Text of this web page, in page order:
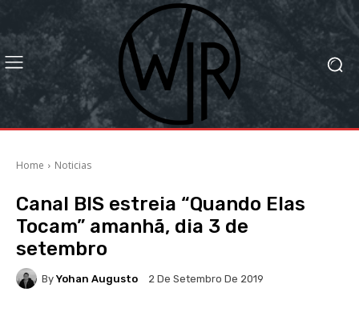
Home Noticias
Canal BIS estreia “Quando Elas
Tocam” amanhã, dia 3 de
setembro
By Yohan Augusto 2 De Setembro De 2019